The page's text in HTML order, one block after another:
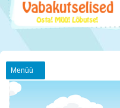
Menüü